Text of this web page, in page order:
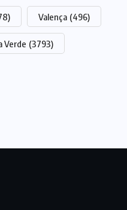
Valença (496)
Verde (3793)